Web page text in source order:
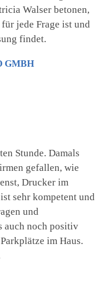
Walser betonen,
jede Frage ist und
findet.
GMBH
Stunde. Damals
gefallen, wie
Drucker im
sehr kompetent und
und
auch noch positiv
im Haus.